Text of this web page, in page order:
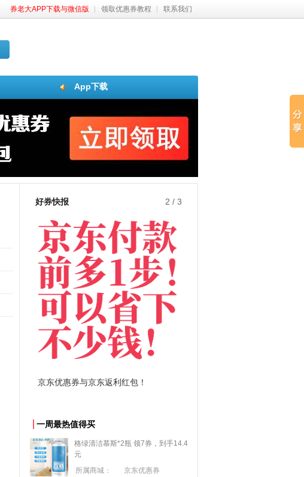
券老大APP下载与微信版 领取优惠券教程 联系我们
App下载
好券快报 3 / 3
拼多多优惠券+拼多多返利
一周最热值得买
格绿清洁慕斯*2瓶 领7券，到手14.4
元
所属商城：
京东优惠券